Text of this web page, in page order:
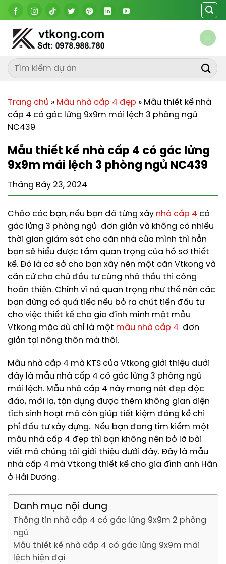
Chuyển
đến
dung
Trang chủ » Mẫu nhà cấp 4 đẹp » Mẫu thiết kế nhà
cấp 4 có gác lửng 9x9m mái lệch 3 phòng ngủ
NC439
Mẫu thiết kế nhà cấp 4 có gác lửng
9x9m mái lệch 3 phòng ngủ NC439
Tháng Bảy 23, 2024
Chào các bạn, nếu bạn đã từng xây nhà cấp 4 có
gác lửng 3 phòng ngủ đơn giản và không có nhiều
thời gian giám sát cho căn nhà của mình thì hẳn
bạn sẽ hiểu được tầm quan trọng của hồ sơ thiết
kế. Đó là cơ sở cho bạn xây nên một căn Vtkong và
căn cứ cho chủ đầu tư cùng nhà thầu thi công
hoàn thiện. Chính vì nó quan trọng như thế nên các
bạn đừng có quá tiếc nếu bỏ ra chút tiền đầu tư
cho việc thiết kế cho gia đình mình một mẫu
Vtkong mặc dù chỉ là một mẫu nhà cấp 4 đơn
giản tại nông thôn mà thôi.
Mẫu nhà cấp 4 mà KTS của Vtkong giới thiệu dưới
đây là mẫu nhà cấp 4 có gác lửng 3 phòng ngủ
mái lệch. Mẫu nhà cấp 4 này mang nét đẹp độc
đáo, mới lạ, tận dụng được thêm không gian diện
tích sinh hoạt mà còn giúp tiết kiệm đáng kể chi
phí đầu tư xây dựng. Nếu bạn đang tìm kiếm một
mẫu nhà cấp 4 đẹp thì bạn không nên bỏ lỡ bài
viết mà chúng tôi giới thiệu dưới đây. Đây là mẫu
nhà cấp 4 mà Vtkong thiết kế cho gia đình anh Hân
ở Hải Dương.
Danh mục nội dung
Thông tin nhà cấp 4 có gác lửng 9x9m 2 phòng
ngủ
Mẫu thiết kế nhà cấp 4 có gác lửng 9x9m mái
lệch hiện đại